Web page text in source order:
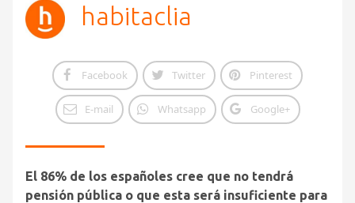
habitaclia
Facebook Twitter Pinterest
E-mail Whatsapp Google+
El 86% de los españoles cree que no tendrá
pensión pública o que esta será insuficiente para